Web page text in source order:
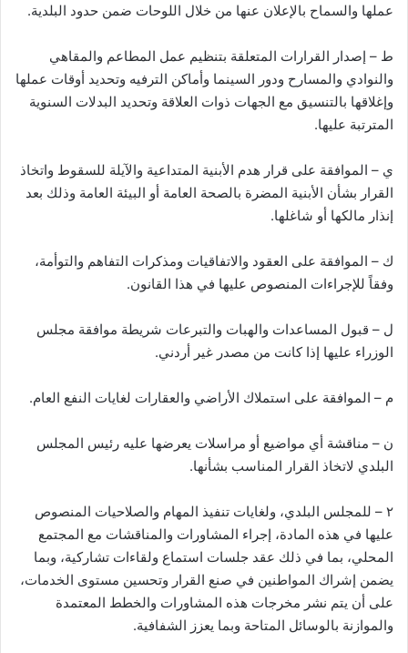
عملها والسماح بالإعلان عنها من خلال اللوحات ضمن حدود البلدية.
ط – إصدار القرارات المتعلقة بتنظيم عمل المطاعم والمقاهي
والنوادي والمسارح ودور السينما وأماكن الترفيه وتحديد أوقات عملها
وإغلاقها بالتنسيق مع الجهات ذوات العلاقة وتحديد البدلات السنوية
المترتبة عليها.
ي – الموافقة على قرار هدم الأبنية المتداعية والآيلة للسقوط واتخاذ
القرار بشأن الأبنية المضرة بالصحة العامة أو البيئة العامة وذلك بعد
إنذار مالكها أو شاغلها.
ك – الموافقة على العقود والاتفاقيات ومذكرات التفاهم والتوأمة،
وفقاً للإجراءات المنصوص عليها في هذا القانون.
ل – قبول المساعدات والهبات والتبرعات شريطة موافقة مجلس
الوزراء عليها إذا كانت من مصدر غير أردني.
م – الموافقة على استملاك الأراضي والعقارات لغايات النفع العام.
ن – مناقشة أي مواضيع أو مراسلات يعرضها عليه رئيس المجلس
البلدي لاتخاذ القرار المناسب بشأنها.
٢ – للمجلس البلدي، ولغايات تنفيذ المهام والصلاحيات المنصوص
عليها في هذه المادة، إجراء المشاورات والمناقشات مع المجتمع
المحلي، بما في ذلك عقد جلسات استماع ولقاءات تشاركية، وبما
يضمن إشراك المواطنين في صنع القرار وتحسين مستوى الخدمات،
على أن يتم نشر مخرجات هذه المشاورات والخطط المعتمدة
والموازنة بالوسائل المتاحة وبما يعزز الشفافية.